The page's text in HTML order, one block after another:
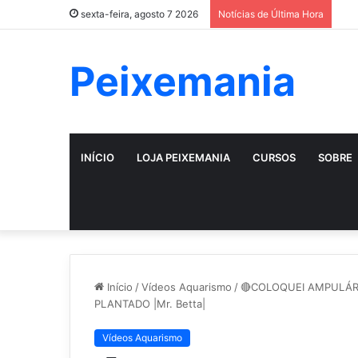
sexta-feira, agosto 7 2026 Notícias de Última Hora
Peixemania
INÍCIO LOJA PEIXEMANIA CURSOS SOBRE
Início /Vídeos Aquarismo /🔴COLOQUEI
PLANTADO |Mr. Betta|
Vídeos Aquarismo